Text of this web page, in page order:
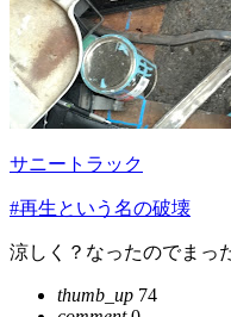
サニートラック
#再生という名の破壊
涼しく？なったのでまっ
thumb_up 74